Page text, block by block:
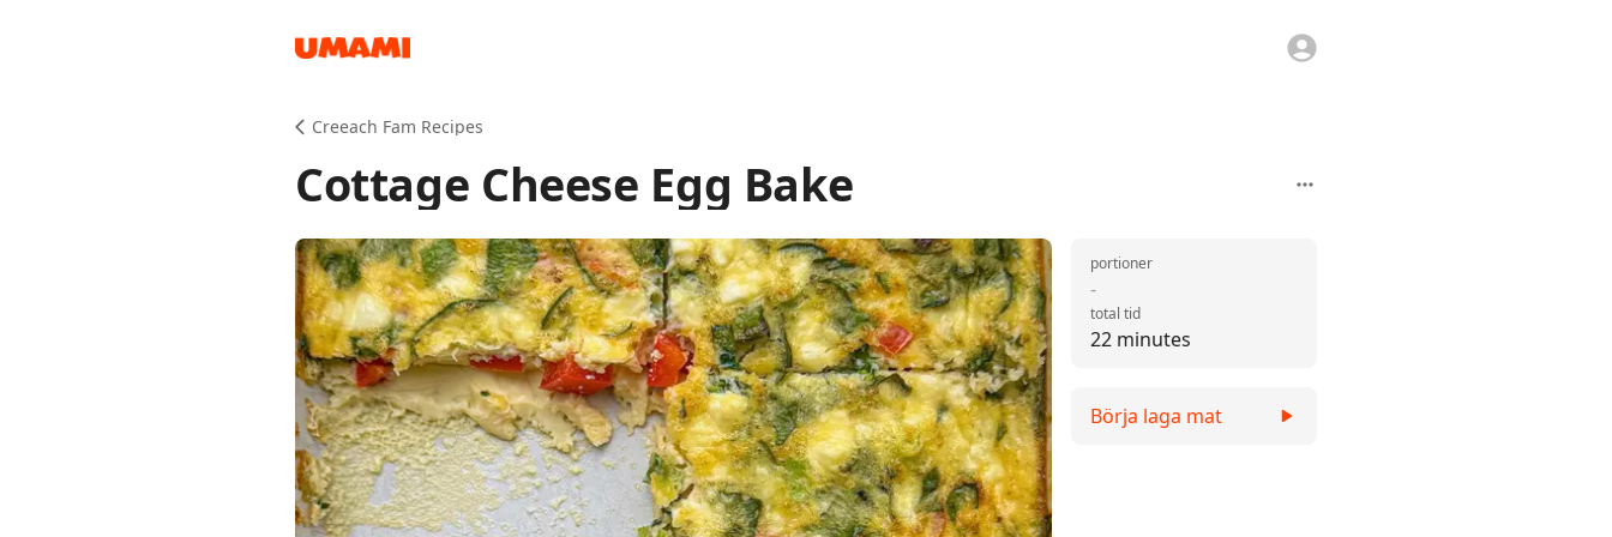
Creeach Fam Recipes
Cottage Cheese Egg Bake
-
portioner
22 minutes
total tid
Börja laga mat